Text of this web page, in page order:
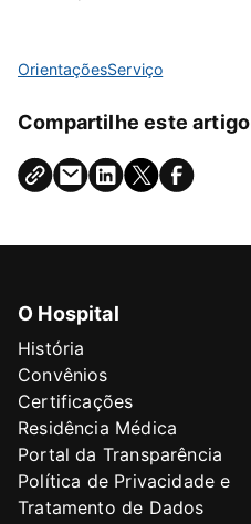
OrientaçõesServiço
Compartilhe este artigo
O Hospital
História
Convênios
Certificações
Residência Médica
Portal da Transparência
Política de Privacidade e
Tratamento de Dados